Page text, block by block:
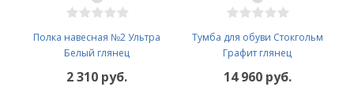
Полка навесная №2 Ультра
Белый глянец
2 310 руб.
Тумба для обуви Стокгольм
Графит глянец
14 960 руб.